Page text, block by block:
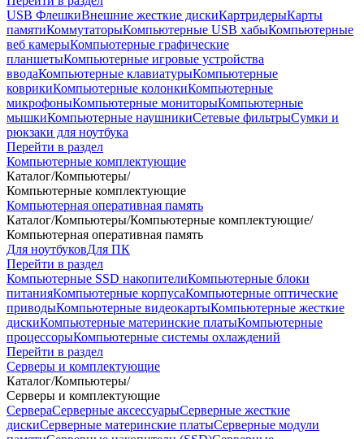
USB ФлешкиВнешние жесткие дискиКартридерыКарты
памятиКоммутаторыКомпьютерные USB хабыКомпьютерные
веб камерыКомпьютерные графические
планшетыКомпьютерные игровые устройства
вводаКомпьютерные клавиатурыКомпьютерные
коврикиКомпьютерные колонкиКомпьютерные
микрофоныКомпьютерные мониторыКомпьютерные
мышкиКомпьютерные наушникиСетевые фильтрыСумки и
рюкзаки для ноутбука
Перейти в раздел
Компьютерные комплектующие
Каталог/Компьютеры/
Компьютерные комплектующие
Компьютерная оперативная память
Каталог/Компьютеры/Компьютерные комплектующие/
Компьютерная оперативная память
Для ноутбуковДля ПК
Перейти в раздел
Компьютерные SSD накопителиКомпьютерные блоки
питанияКомпьютерные корпусаКомпьютерные оптические
приводыКомпьютерные видеокартыКомпьютерные жесткие
дискиКомпьютерные материнские платыКомпьютерные
процессорыКомпьютерные системы охлаждений
Перейти в раздел
Серверы и комплектующие
Каталог/Компьютеры/
Серверы и комплектующие
СервераСерверные аксессуарыСерверные жесткие
дискиСерверные материнские платыСерверные модули